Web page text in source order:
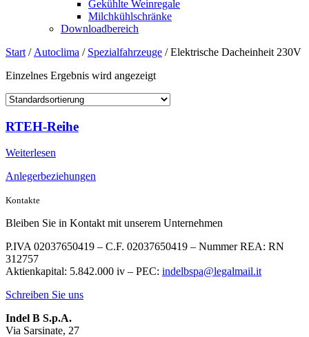
Gekühlte Weinregale
Milchkühlschränke
Downloadbereich
Start / Autoclima / Spezialfahrzeuge / Elektrische Dacheinheit 230V
Einzelnes Ergebnis wird angezeigt
RTEH-Reihe
Weiterlesen
Anlegerbeziehungen
Kontakte
Bleiben Sie in Kontakt mit unserem Unternehmen
P.IVA 02037650419 – C.F. 02037650419 – Nummer REA: RN
312757
Aktienkapital: 5.842.000 iv – PEC: indelbspa@legalmail.it
Schreiben Sie uns
Indel B S.p.A.
Via Sarsinate, 27